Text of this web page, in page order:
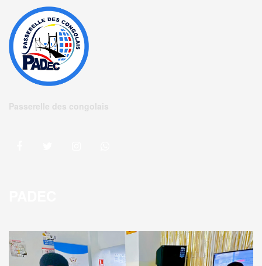
Passerelle des congolais